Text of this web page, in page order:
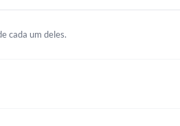
cada um deles.